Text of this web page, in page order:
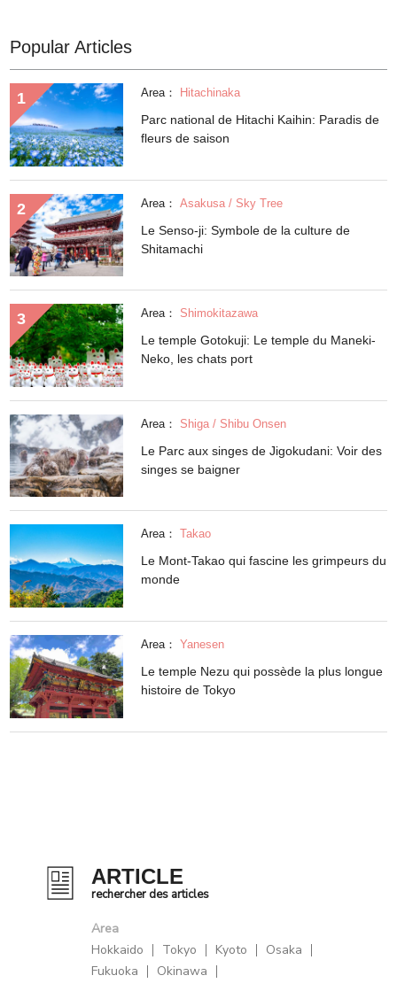
Popular Articles
Area： Hitachinaka
Parc national de Hitachi Kaihin: Paradis de
fleurs de saison
Area： Asakusa / Sky Tree
Le Senso-ji: Symbole de la culture de
Shitamachi
Area： Shimokitazawa
Le temple Gotokuji: Le temple du Maneki-
Neko, les chats port
Area： Shiga / Shibu Onsen
Le Parc aux singes de Jigokudani: Voir des
singes se baigner
Area： Takao
Le Mont-Takao qui fascine les grimpeurs du
monde
Area： Yanesen
Le temple Nezu qui possède la plus longue
histoire de Tokyo
ARTICLE
rechercher des articles
Area
Hokkaido
Tokyo Kyoto
Osaka
Fukuoka
Okinawa